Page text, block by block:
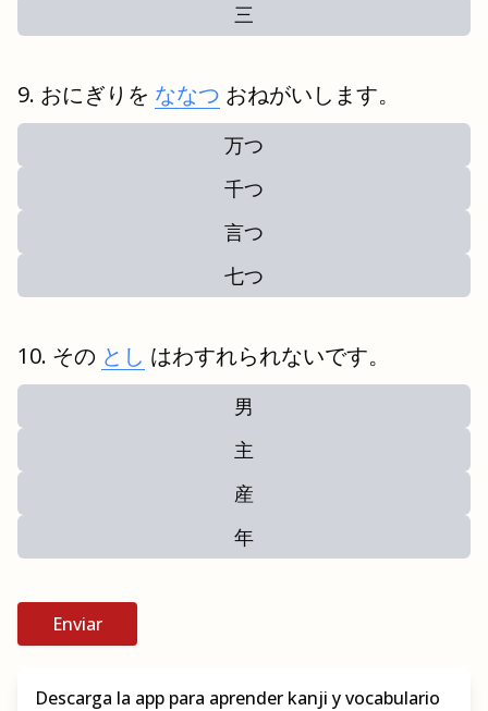
三
おにぎりを ななつ おねがいします。
万つ
千つ
言つ
七つ
その とし はわすれられないです。
男
主
産
年
Enviar
Descarga la app para aprender kanji y vocabulario